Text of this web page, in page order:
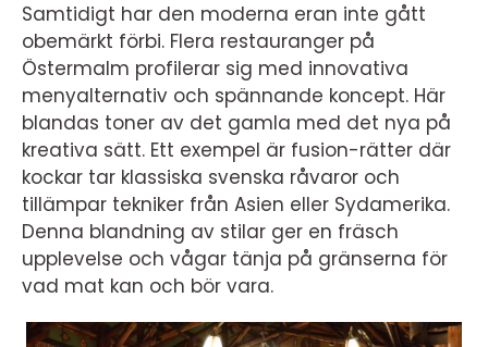
Samtidigt har den moderna eran inte gått
obemärkt förbi. Flera restauranger på
Östermalm profilerar sig med innovativa
menyalternativ och spännande koncept. Här
blandas toner av det gamla med det nya på
kreativa sätt. Ett exempel är fusion-rätter där
kockar tar klassiska svenska råvaror och
tillämpar tekniker från Asien eller Sydamerika.
Denna blandning av stilar ger en fräsch
upplevelse och vågar tänja på gränserna för
vad mat kan och bör vara.